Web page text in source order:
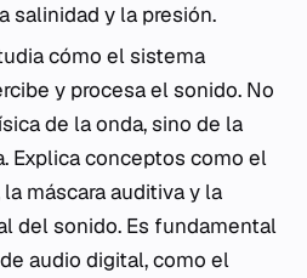
salinidad y la presión.
cómo el sistema
y procesa el sonido. No
de la onda, sino de la
Explica conceptos como el
máscara auditiva y la
del sonido. Es fundamental
audio digital, como el